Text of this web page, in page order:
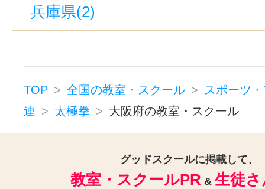
スポーツ・フィットネスクラブ
スポーツインストラクター・ト
サッカー・フットサル(1)
ダイ
スポーツ・フィットネスその他
兵庫県(2)
TOP 全国の教室・スクール
スポーツ
連
太極拳 大阪府の教室・スクール
グッドスクールに掲載して、
教室・スクールPR & 生徒